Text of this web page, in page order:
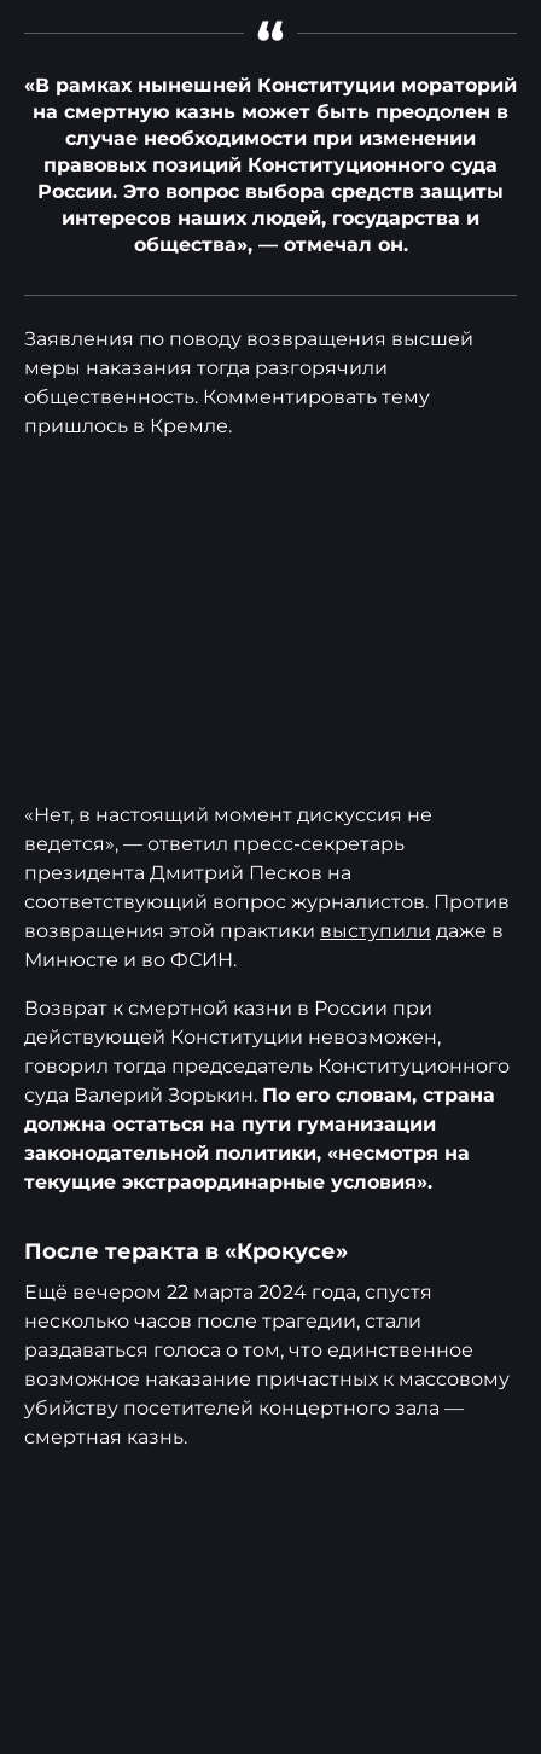
“
«В рамках нынешней Конституции мораторий
на смертную казнь может быть преодолен в
случае необходимости при изменении
правовых позиций Конституционного суда
России. Это вопрос выбора средств защиты
интересов наших людей, государства и
общества», — отмечал он.
Заявления по поводу возвращения высшей
меры наказания тогда разгорячили
общественность. Комментировать тему
пришлось в Кремле.
«Нет, в настоящий момент дискуссия не
ведется», — ответил пресс-секретарь
президента Дмитрий Песков на
соответствующий вопрос журналистов. Против
возвращения этой практики выступили даже в
Минюсте и во ФСИН.
Возврат к смертной казни в России при
действующей Конституции невозможен,
говорил тогда председатель Конституционного
суда Валерий Зорькин. По его словам, страна
должна остаться на пути гуманизации
законодательной политики, «несмотря на
текущие экстраординарные условия».
После теракта в «Крокусе»
Ещё вечером 22 марта 2024 года, спустя
несколько часов после трагедии, стали
раздаваться голоса о том, что единственное
возможное наказание причастных к массовому
убийству посетителей концертного зала —
смертная казнь.